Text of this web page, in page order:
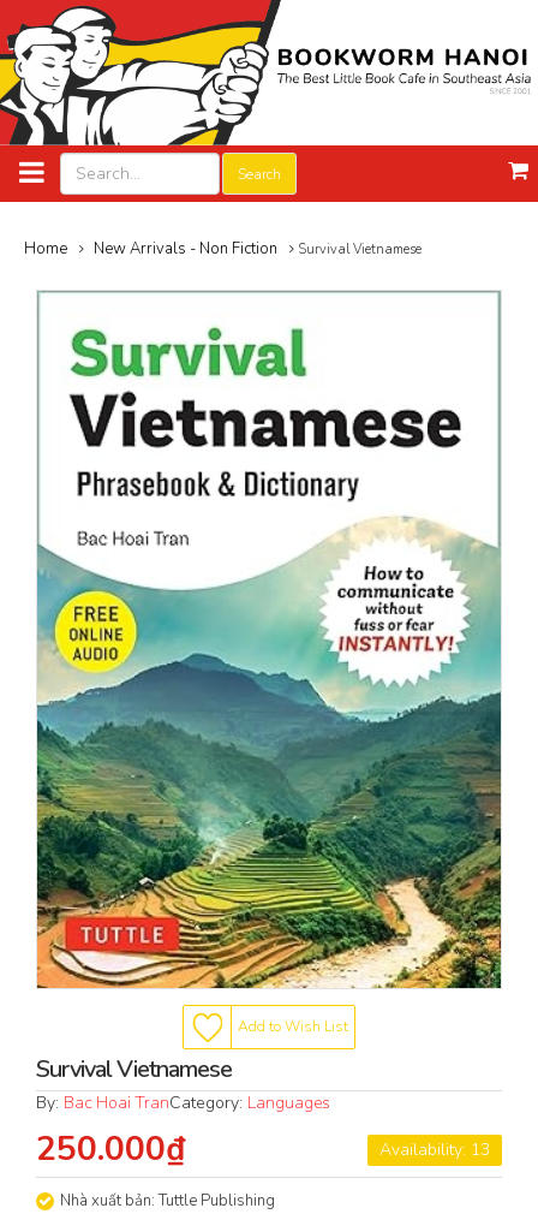
Search
Home New Arrivals - Non Fiction Survival Vietnamese
Add to Wish List
Survival Vietnamese
By: Bac Hoai TranCategory: Languages
Availability: 13
250.000₫
Nhà xuất bản: Tuttle Publishing